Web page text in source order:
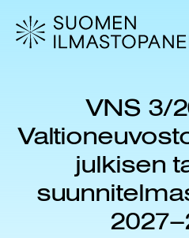
VNS 3/
julkisen